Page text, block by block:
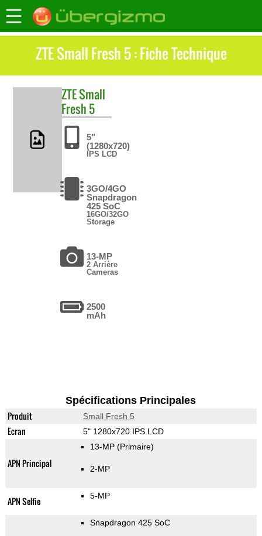
ZTE Small Fresh 5 : Fiche Technique
ZTESmall
Fresh 5
5"
(1280x720)
IPS LCD
3GO/4GO
Snapdragon
425 SoC
16GO/32GO
Storage
13-MP
2 Arrière
Cameras
2500
mAh
Spécifications Principales
Produit Small Fresh 5
Ecran 5" 1280x720 IPS LCD
APN Principal
13-MP (Primaire)
2-MP
APN Selfie 5-MP
Snapdragon 425 SoC